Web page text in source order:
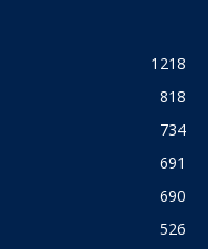
1218
818
734
691
690
526